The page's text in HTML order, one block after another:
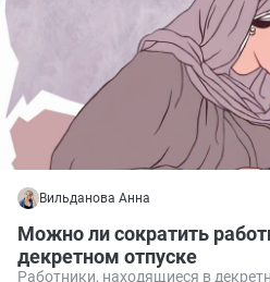
Вильданова Анна
Можно ли сократить
декретном отпуске
Работники, находящиеся в